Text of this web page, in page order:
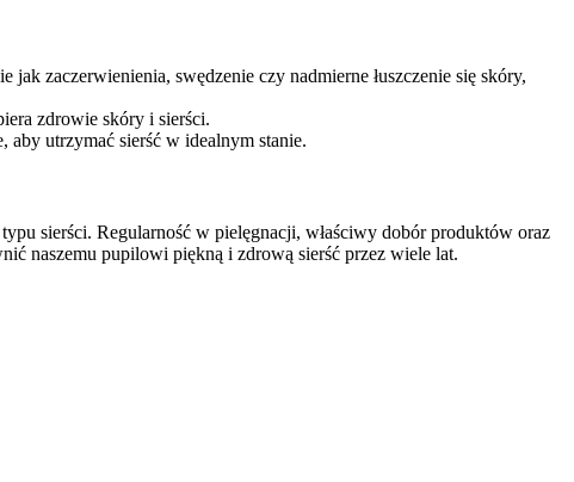
zaczerwienienia, swędzenie czy nadmierne łuszczenie się skóry,
zdrowie skóry i sierści.
aby utrzymać sierść w idealnym stanie.
sierści. Regularność w pielęgnacji, właściwy dobór produktów oraz
naszemu pupilowi piękną i zdrową sierść przez wiele lat.